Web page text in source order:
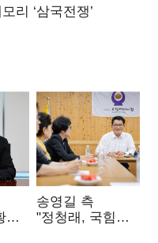
리 ‘삼국전쟁’
,
송영길 측
"정청래, 국힘